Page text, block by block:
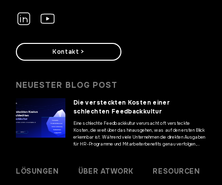
Kontakt >
NEUESTER BLOG POST
Die versteckten Kosten einer
schlechten Feedbackkultur
Eine schlechte Feedbackkultur verursacht oft versteckte
Kosten, die weit über das hinausgehen, was auf den ersten Blick
erkennbar ist. Während viele Unternehmen die direkten Ausgaben
für HR-Programme und Mitarbeiterbenefits genau verfolgen,
die Geschäftsergebnisse haben und die […]
LÖSUNGEN ÜBER ATWORK RESOURCEN